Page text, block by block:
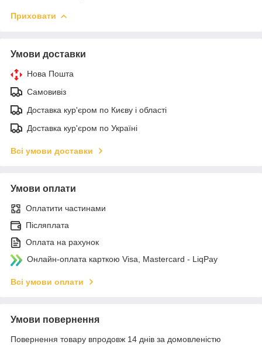
Приховати
Умови доставки
Нова Пошта
Самовивіз
Доставка кур'єром по Києву і області
Доставка кур'єром по Україні
Всі умови доставки
Умови оплати
Оплатити частинами
Післяплата
Оплата на рахунок
Онлайн-оплата карткою Visa, Mastercard - LiqPay
Всі умови оплати
Умови повернення
Повернення товару впродовж 14 днів за домовленістю